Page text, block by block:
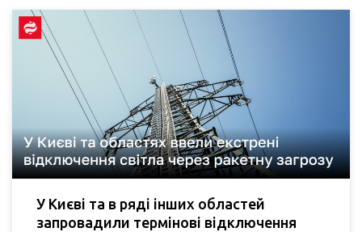
У Києві та в ряді інших областей
запровадили термінові відключення